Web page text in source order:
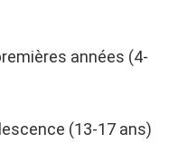
années (4-
(13-17 ans)